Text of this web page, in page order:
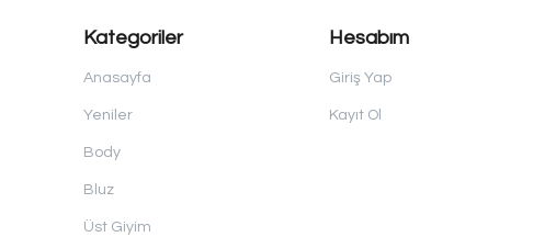
Kategoriler
Anasayfa
Yeniler
Body
Bluz
Üst Giyim
Hesabım
Giriş Yap
Kayıt Ol